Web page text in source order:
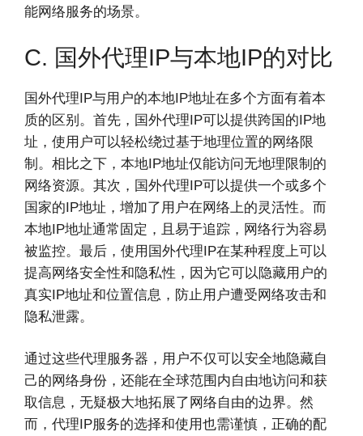
能网络服务的场景。
C. 国外代理IP与本地IP的对比
国外代理IP与用户的本地IP地址在多个方面有着本
质的区别。首先，国外代理IP可以提供跨国的IP地
址，使用户可以轻松绕过基于地理位置的网络限
制。相比之下，本地IP地址仅能访问无地理限制的
网络资源。其次，国外代理IP可以提供一个或多个
国家的IP地址，增加了用户在网络上的灵活性。而
本地IP地址通常固定，且易于追踪，网络行为容易
被监控。最后，使用国外代理IP在某种程度上可以
提高网络安全性和隐私性，因为它可以隐藏用户的
真实IP地址和位置信息，防止用户遭受网络攻击和
隐私泄露。
通过这些代理服务器，用户不仅可以安全地隐藏自
己的网络身份，还能在全球范围内自由地访问和获
取信息，无疑极大地拓展了网络自由的边界。然
而，代理IP服务的选择和使用也需谨慎，正确的配